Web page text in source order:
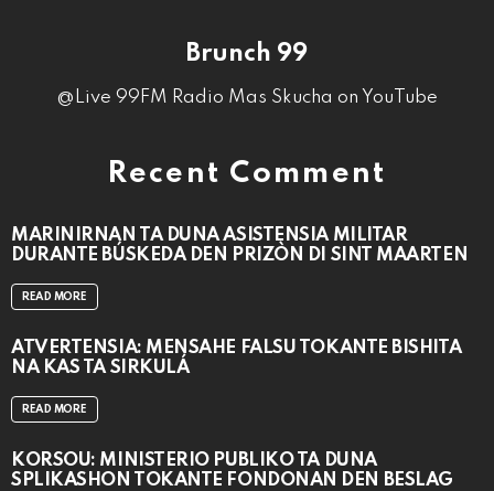
Brunch 99
@Live 99FM Radio Mas Skucha on YouTube
Recent Comment
MARINIRNAN TA DUNA ASISTENSIA MILITAR
DURANTE BÚSKEDA DEN PRIZÒN DI SINT MAARTEN
READ MORE
ATVERTENSIA: MENSAHE FALSU TOKANTE BISHITA
NA KAS TA SIRKULÁ
READ MORE
KORSOU: MINISTERIO PÚBLIKO TA DUNA
SPLIKASHON TOKANTE FONDONAN DEN BESLAG